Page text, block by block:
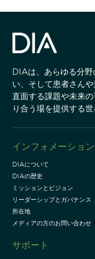
DIAは、あらゆる分
い、そして患者さん
直面する課題や未来
り合う場を提供する世
インフォメーション
DIAについて
DIAの歴史
ミッションとビジョン
リーダーシップとガバナンス
所在地
メディアの方のお問い合わせ
サポート